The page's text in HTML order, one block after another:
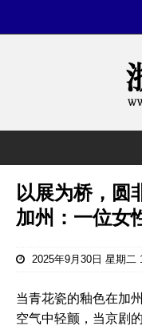
以展为桥，圆
加州：一位女
2025年9月30日 星期二
当青花瓷的釉色在加
空气中轻颤，当京剧